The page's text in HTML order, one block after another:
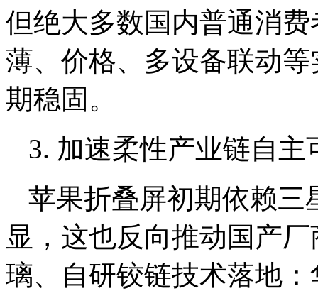
但绝大多数国内普通消
薄、价格、多设备联动
期稳固。
3. 加速柔性产业链自
苹果折叠屏初期依赖三
显，这也反向推动国产
璃、自研铰链技术落地